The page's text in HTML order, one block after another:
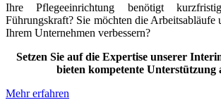
Ihre Pflegeeinrichtung benötigt
Führungskraft? Sie möchten die Arbeitsabläufe
Ihrem Unternehmen verbessern?
Setzen Sie auf die Expertise unserer
bieten kompetente Unterstützung
Mehr erfahren